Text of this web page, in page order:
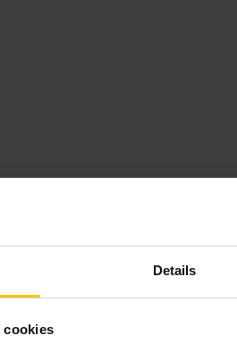
Details
cookies